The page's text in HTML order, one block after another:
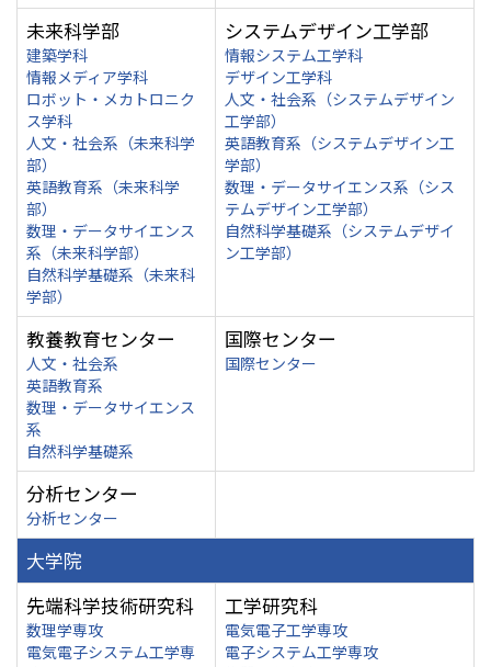
未来科学部
建築学科
情報メディア学科
ロボット・メカトロニク
ス学科
人文・社会系（未来科学
部）
英語教育系（未来科学
部）
数理・データサイエンス
系（未来科学部）
自然科学基礎系（未来科
学部）
システムデザイン工学部
情報システム工学科
デザイン工学科
人文・社会系（システムデザイン
工学部）
英語教育系（システムデザイン工
学部）
数理・データサイエンス系（シス
テムデザイン工学部）
自然科学基礎系（システムデザイ
ン工学部）
教養教育センター
人文・社会系
英語教育系
数理・データサイエンス
系
自然科学基礎系
国際センター
国際センター
分析センター
分析センター
大学院
先端科学技術研究科
数理学専攻
電気電子システム工学専
工学研究科
電気電子工学専攻
電子システム工学専攻